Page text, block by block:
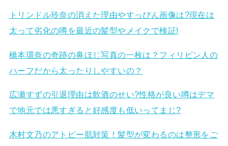
トリンドル玲奈の消えた理由やすっぴん画像は?現在は
太って劣化の噂を最近の髪型やメイクで検証!
橋本環奈の奇跡の鼻ほじ写真の一枚は？フィリピン人の
ハーフだから太ったりしやすいの？
広瀬すずの引退理由は飲酒のせい?性格が良い噂はデマ
で地元では悪すぎると好感度も低いってまじ?
木村文乃のアトピー肌対策！髪型が変わるのは整形をご